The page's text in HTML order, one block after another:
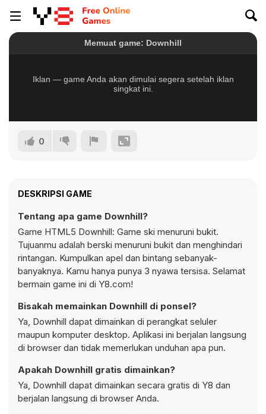
0
DESKRIPSI GAME
Tentang apa game Downhill?
Game HTML5 Downhill: Game ski menuruni bukit.
Tujuanmu adalah berski menuruni bukit dan menghindari
rintangan. Kumpulkan apel dan bintang sebanyak-
banyaknya. Kamu hanya punya 3 nyawa tersisa. Selamat
bermain game ini di Y8.com!
Bisakah memainkan Downhill di ponsel?
Ya, Downhill dapat dimainkan di perangkat seluler
maupun komputer desktop. Aplikasi ini berjalan langsung
di browser dan tidak memerlukan unduhan apa pun.
Apakah Downhill gratis dimainkan?
Ya, Downhill dapat dimainkan secara gratis di Y8 dan
berjalan langsung di browser Anda.